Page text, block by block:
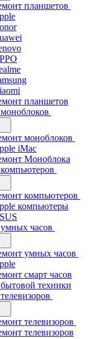
планшетов
планшетов
моноблоков
iMac
Моноблока
компьютеров
компьютеры
часов
умных часов
смарт часов
техники
телевизоров
телевизоров